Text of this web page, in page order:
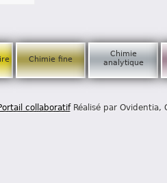
Chimie fine
Chimie
analytique
collaboratifRéalisé par Ovidentia,